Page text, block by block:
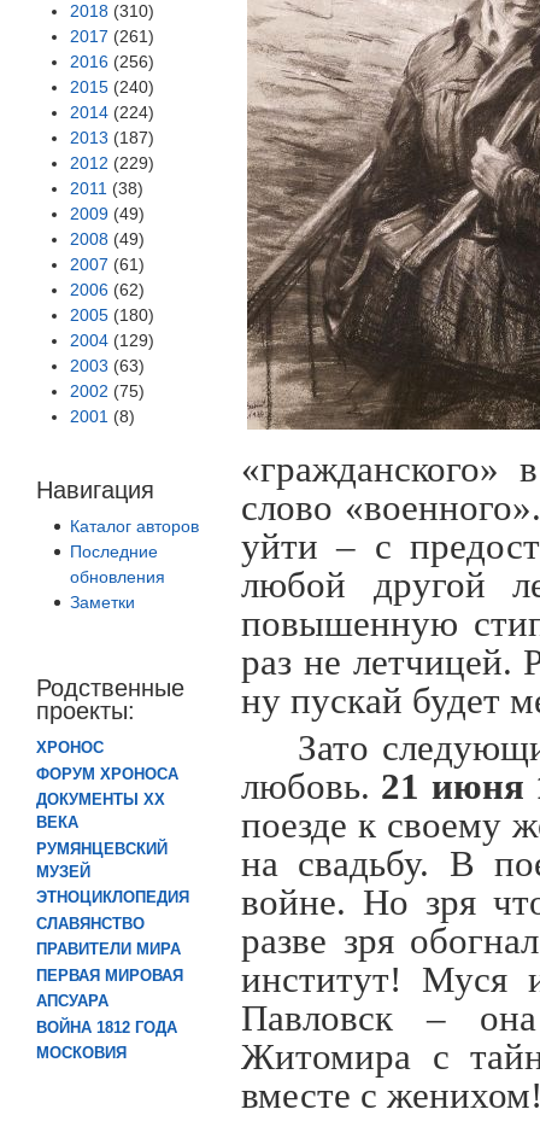
2018 (310)
2017 (261)
2016 (256)
2015 (240)
2014 (224)
2013 (187)
2012 (229)
2011 (38)
2009 (49)
2008 (49)
2007 (61)
2006 (62)
2005 (180)
2004 (129)
2003 (63)
2002 (75)
2001 (8)
Навигация
Каталог авторов
Последние
обновления
Заметки
Родственные
проекты:
ХРОНОС
ФОРУМ ХРОНОСА
ДОКУМЕНТЫ XX
ВЕКА
РУМЯНЦЕВСКИЙ
МУЗЕЙ
ЭТНОЦИКЛОПЕДИЯ
СЛАВЯНСТВО
ПРАВИТЕЛИ МИРА
ПЕРВАЯ МИРОВАЯ
АПСУАРА
ВОЙНА 1812 ГОДА
МОСКОВИЯ
«гражданского»
слово
уйти – с
любой другой
повышенную
раз не летчицей.
ну пускай будет
Зато
любовь. 21 июня
поезде к своему
на свадьбу. В
войне. Но зря
разве зря
институт! Муся
Павловск –
Житомира с
вместе с